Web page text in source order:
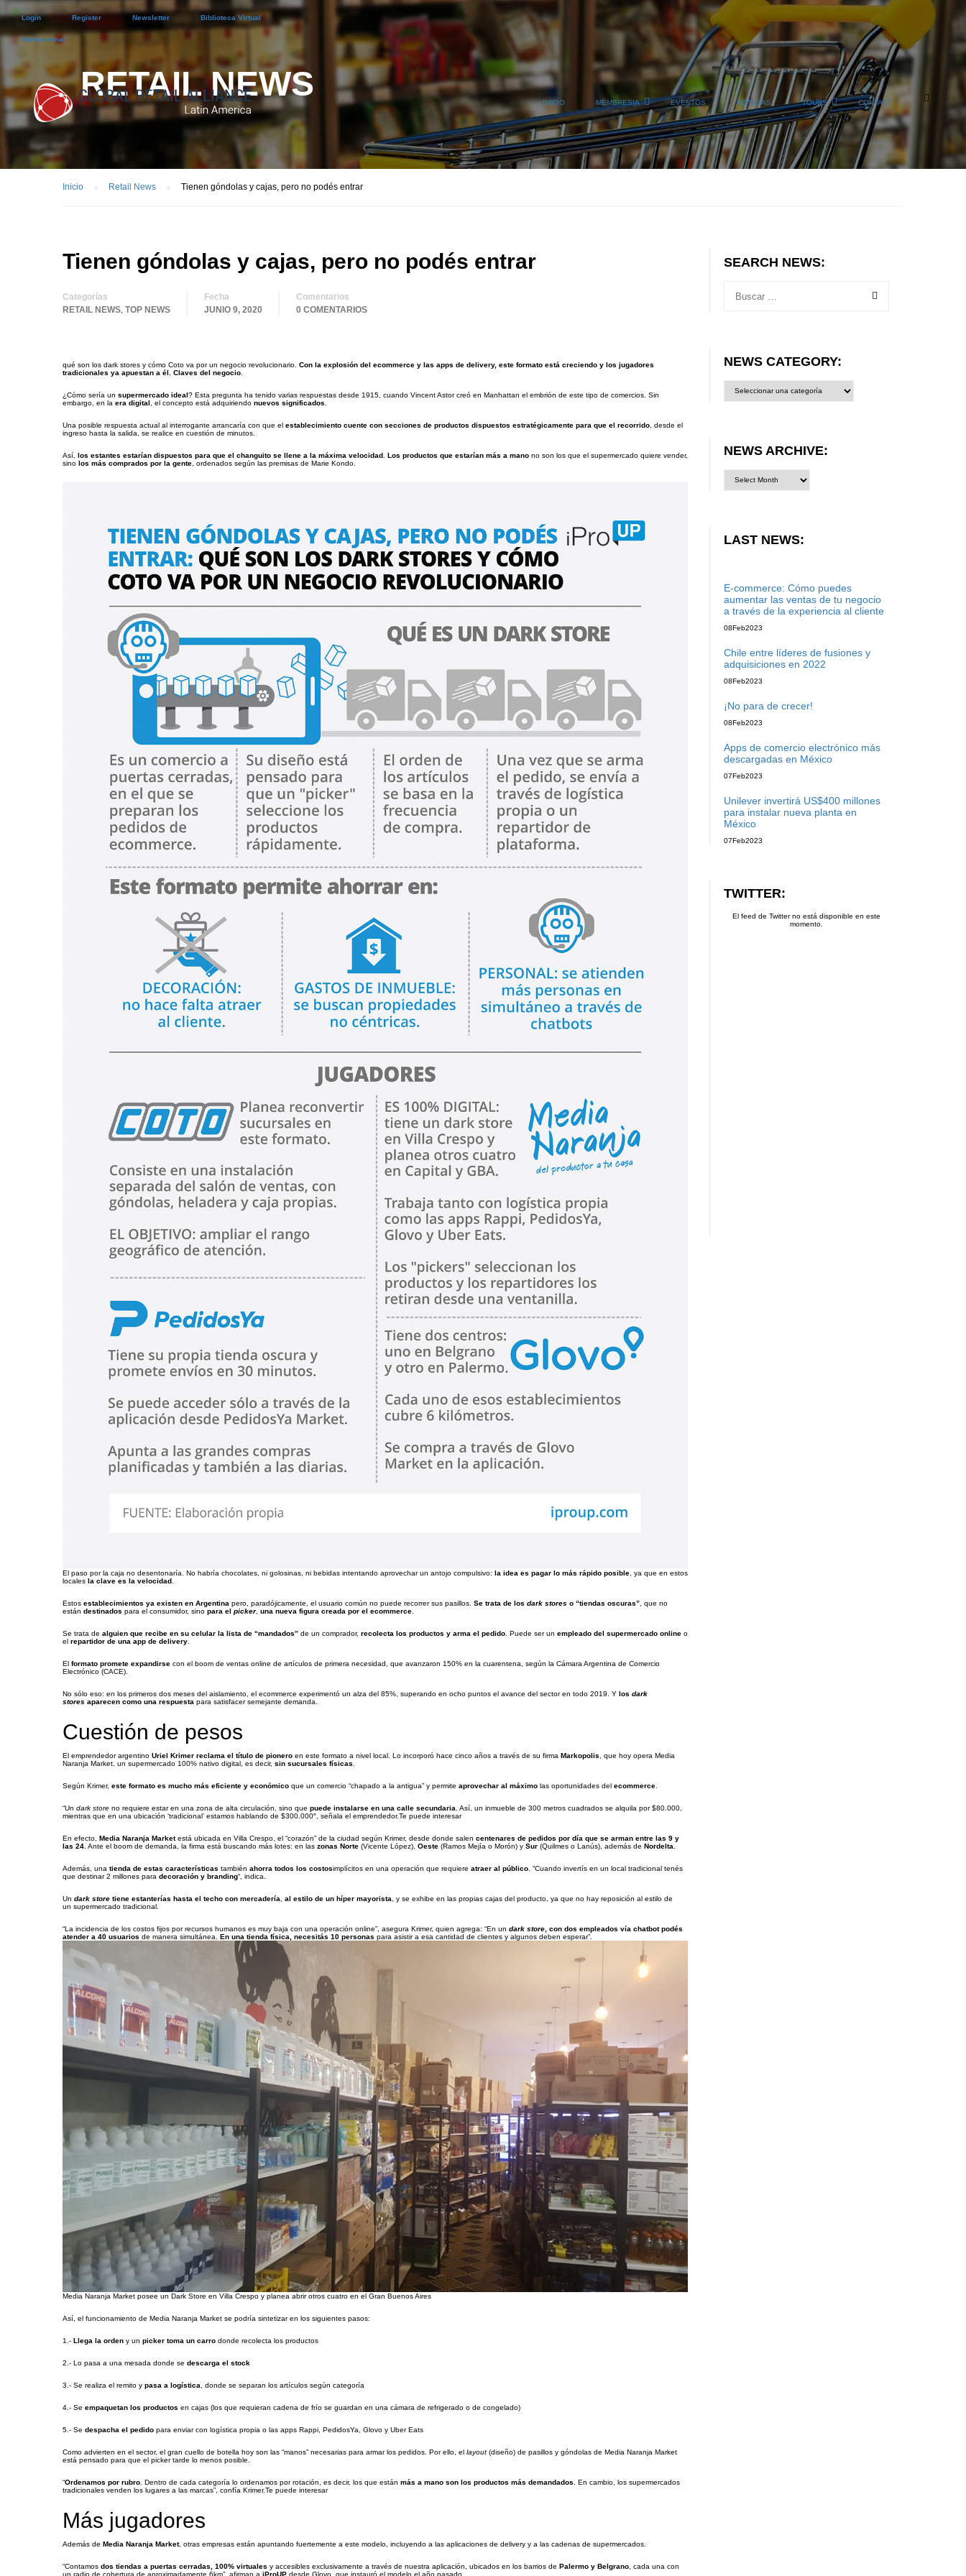
Login Register Newsletter Biblioteca Virtual
International
INICIO MEMBRESIA EVENTOS NOTICIAS TOURS CONTACT
RETAIL NEWS
Inicio Retail News Tienen góndolas y cajas, pero no podés entrar
Tienen góndolas y cajas, pero no podés entrar
Categorías
RETAIL NEWS TOP NEWS
Fecha
JUNIO 9, 2020
Comentarios
0 COMENTARIOS
qué son los dark stores y cómo Coto va por un negocio revolucionario. Con la explosión del ecommerce y las apps de delivery, este formato está creciendo y los jugadores
tradicionales ya apuestan a él. Claves del negocio
¿Cómo sería un supermercado ideal? Esta pregunta ha tenido varias respuestas desde 1915, cuando Vincent Astor creó en Manhattan el embrión de este tipo de comercios. Sin
embargo, en la era digital , el concepto está adquiriendo nuevos significados
Una posible respuesta actual al interrogante arrancaría con que el establecimiento cuente con secciones de productos dispuestos estratégicamente para que el recorrido , desde el
ingreso hasta la salida, se realice en cuestión de minutos.
Así, los estantes estarían dispuestos para que el changuito se llene a la máxima velocidad Los productos que estarían más a mano no son los que el supermercado quiere vender,
sino los más comprados por la gente , ordenados según las premisas de Marie Kondo.
El paso por la caja no desentonaría. No habría chocolates, ni golosinas, ni bebidas intentando aprovechar un antojo compulsivo: la idea es pagar lo más rápido posible , ya que en estos
locales la clave es la velocidad
Estos establecimientos ya existen en Argentina pero, paradójicamente, el usuario común no puede recorrer sus pasillos. Se trata de los dark stores o “tiendas oscuras” , que no
están destinados para el consumidor, sino para el picker, una nueva figura creada por el ecommerce
Se trata de alguien que recibe en su celular la lista de “mandados” de un comprador, recolecta los productos y arma el pedido . Puede ser un empleado del supermercado online o
el repartidor de una app de delivery
El formato promete expandirse con el boom de ventas online de artículos de primera necesidad, que avanzaron 150% en la cuarentena, según la Cámara Argentina de Comercio
Electrónico (CACE).
No sólo eso: en los primeros dos meses del aislamiento, el ecommerce experimentó un alza del 85%, superando en ocho puntos el avance del sector en todo 2019. Y los dark
stores aparecen como una respuesta para satisfacer semejante demanda.
Cuestión de pesos
El emprendedor argentino Uriel Krimer reclama el título de pionero en este formato a nivel local. Lo incorporó hace cinco años a través de su firma Markopolis , que hoy opera Media
Naranja Market, un supermercado 100% nativo digital, es decir, sin sucursales físicas
Según Krimer, este formato es mucho más eficiente y económico que un comercio “chapado a la antigua” y permite aprovechar al máximo las oportunidades del ecommerce
“Un dark store no requiere estar en una zona de alta circulación, sino que puede instalarse en una calle secundaria . Así, un inmueble de 300 metros cuadrados se alquila por $80.000,
mientras que en una ubicación ‘tradicional’ estamos hablando de $300.000″, señala el emprendedor.Te puede interesar
En efecto, Media Naranja Marketestá ubicada en Villa Crespo, el “corazón” de la ciudad según Krimer, desde donde salen centenares de pedidos por día que se arman entre las 9 y
las 24 . Ante el boom de demanda, la firma está buscando más lotes: en las zonas Norte (Vicente López), Oeste (Ramos Mejía o Morón) y Sur (Quilmes o Lanús), además de Nordelta
Además, una tienda de estas características también ahorra todos los costosimplícitos en una operación que requiere atraer al público . “Cuando invertís en un local tradicional tenés
que destinar 2 millones para decoración y branding“, indica.
Un dark store tiene estanterías hasta el techo con mercadería al estilo de un híper mayorista , y se exhibe en las propias cajas del producto, ya que no hay reposición al estilo de
un supermercado tradicional.
“La incidencia de los costos fijos por recursos humanos es muy baja con una operación online”, asegura Krimer, quien agrega: “En un dark store , con dos empleados vía chatbot podés
atender a 40 usuarios de manera simultánea. En una tienda física, necesitás 10 personas para asistir a esa cantidad de clientes y algunos deben esperar”.
Media Naranja Market posee un Dark Store en Villa Crespo y planea abrir otros cuatro en el Gran Buenos Aires
Así, el funcionamiento de Media Naranja Market se podría sintetizar en los siguientes pasos:
1.- Llega la orden y un picker toma un carro donde recolecta los productos
2.- Lo pasa a una mesada donde se descarga el stock
3.- Se realiza el remito y pasa a logística, donde se separan los artículos según categoría
4.- Se empaquetan los productos en cajas (los que requieran cadena de frío se guardan en una cámara de refrigerado o de congelado)
5.- Se despacha el pedido para enviar con logística propia o las apps Rappi, PedidosYa, Glovo y Uber Eats
Como advierten en el sector, el gran cuello de botella hoy son las “manos” necesarias para armar los pedidos. Por ello, el layout (diseño) de pasillos y góndolas de Media Naranja Market
está pensado para que el picker tarde lo menos posible.
“Ordenamos por rubro. Dentro de cada categoría lo ordenamos por rotación, es decir, los que están más a mano son los productos más demandados. En cambio, los supermercados
tradicionales venden los lugares a las marcas”, confía Krimer.Te puede interesar
Más jugadores
Además de Media Naranja Market, otras empresas están apuntando fuertemente a este modelo, incluyendo a las aplicaciones de delivery y a las cadenas de supermercados.
“Contamos dos tiendas a puertas cerradas, 100% virtuales y accesibles exclusivamente a través de nuestra aplicación, ubicados en los barrios de Palermo y Belgrano, cada una con
un radio de cobertura de aproximadamente 6km”, afirman a iProUP desde Glovo, que instauró el modelo el año pasado.
SEARCH NEWS:
NEWS CATEGORY:
category:
NEWS ARCHIVE:
LAST NEWS:
E-commerce: Cómo puedes
aumentar las ventas de tu negocio
a través de la experiencia al cliente
08Feb2023
Chile entre líderes de fusiones y
adquisiciones en 2022
08Feb2023
¡No para de crecer!
08Feb2023
Apps de comercio electrónico más
descargadas en México
07Feb2023
Unilever invertirá US$400 millones
para instalar nueva planta en
México
07Feb2023
TWITTER:
El feed de Twitter no está disponible en este
momento.